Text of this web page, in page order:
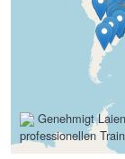
Genehmigt
professionellen